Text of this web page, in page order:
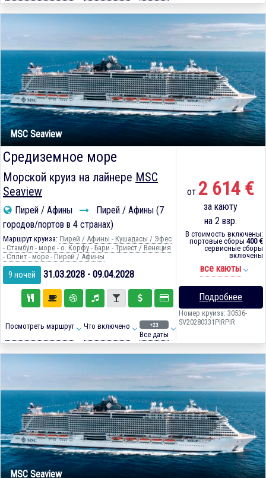
MSC Seaview
Средиземное море
Морской круиз на лайнере MSC
Seaview
Пирей / Афины
Пирей / Афины (7
городов/портов в 4 странах)
Маршрут круиза: Пирей / Афины - Кушадасы / Эфес
- Стамбул - море - о. Корфу - Бари - Триест / Венеция
- Сплит - море - Пирей / Афины
9 ночей 31.03.2028 - 09.04.2028
Посмотреть маршрут Что включено +23
Все даты
от 2 614 €
за каюту
на 2 взр.
В стоимость включены:
портовые сборы 400 €
сервисные сборы
включены
все каюты
Подробнее
Номер круиза: 30536-
SV20280331PIRPIR
MSC Seaview